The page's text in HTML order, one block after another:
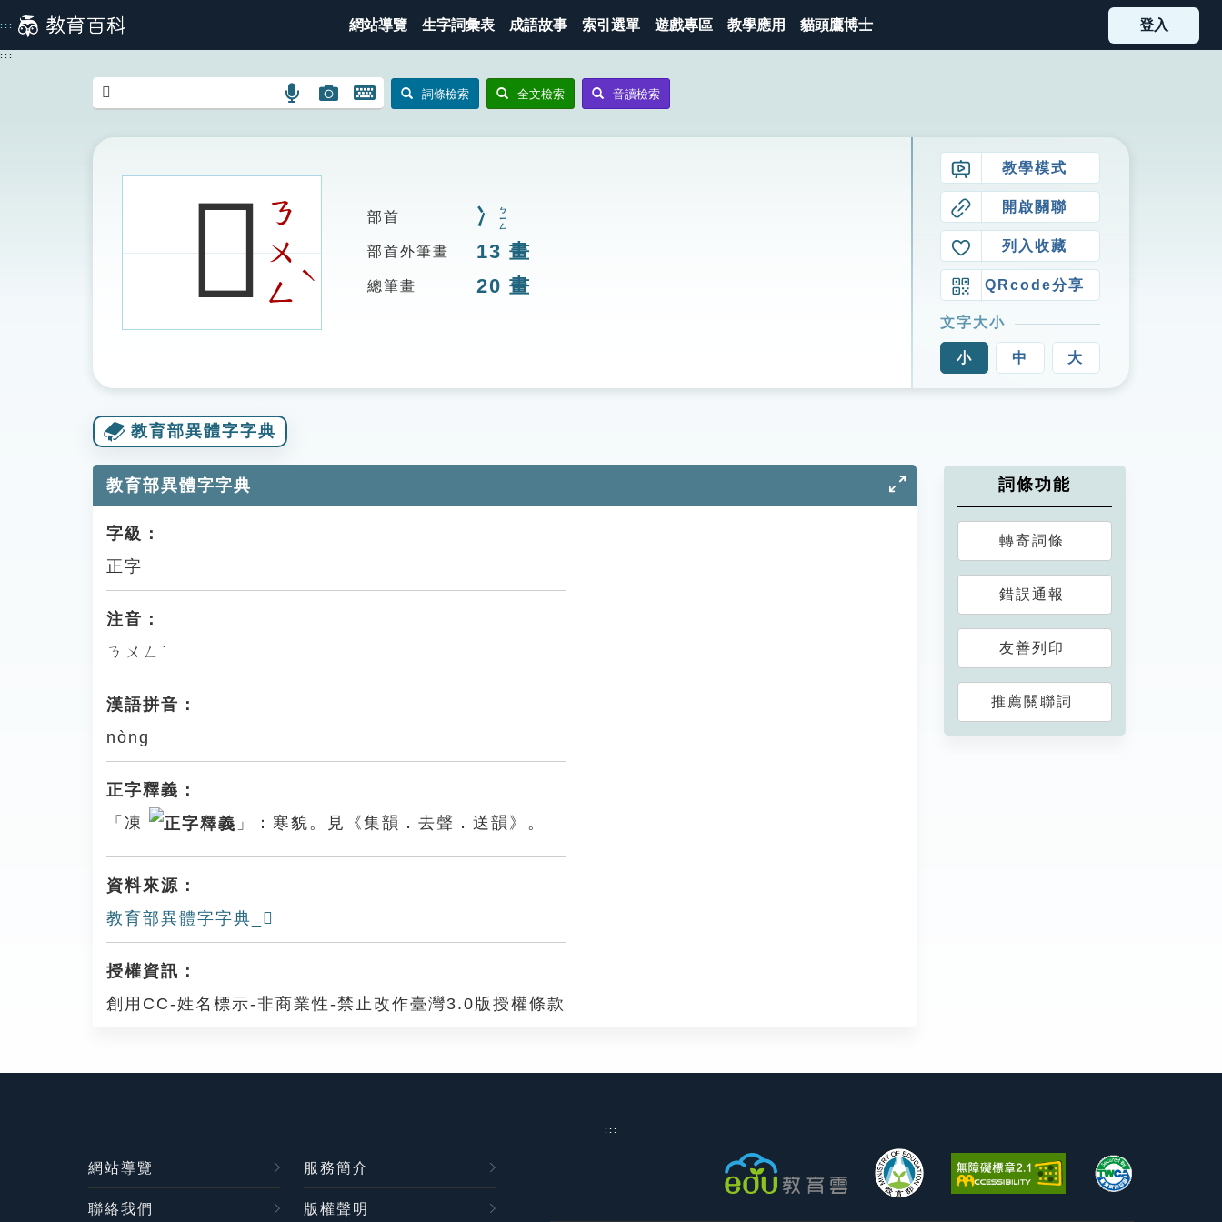
到
主
::: 網站導覽 生字詞彙表 成語故事 索引選單 遊戲專區 教學應用 貓頭鷹博士 登入
:::
語
搜
圖
圖
搜
開
鍵
詞條檢索 全文檢索 音讀檢索
𠘊ㄋ
ㄨ
ㄥ
ˋ
部首 冫 ㄅㄧㄥ
部首外筆畫 13 畫
總筆畫 20 畫
教學模式
開啟關聯
列入收藏
QRcode分享
文字大小
小 中 大
教育部異體字字典
教育部異體字字典
字級：
正字
注音：
ㄋㄨㄥˋ
漢語拼音：
nòng
正字釋義：
「凍
」：寒貌。見《集韻．去聲．送韻》。
資料來源：
教育部異體字字典_𠘊
授權資訊：
創用CC-姓名標示-非商業性-禁止改作臺灣3.0版授權條款
詞條功能
轉寄詞條
錯誤通報
友善列印
推薦關聯詞
:::
網站導覽 服務簡介
聯絡我們 版權聲明